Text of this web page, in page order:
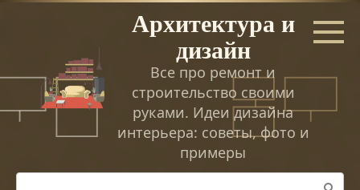
Перейти
Архитектура и
дизайн
Все про ремонт и
строительство своими
руками. Идеи дизайна
интерьера: советы, фото и
примеры
Поиск: